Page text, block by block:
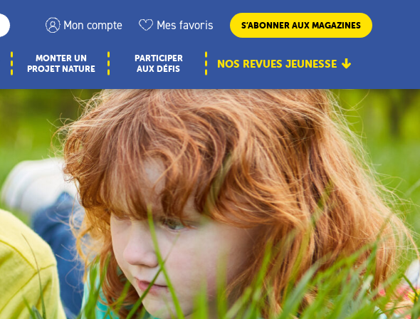
Mon compte Mes favoris S’ABONNER AUX MAGAZINES
MONTER UN
PROJET NATURE
PARTICIPER
AUX DÉFIS
NOS REVUES JEUNESSE